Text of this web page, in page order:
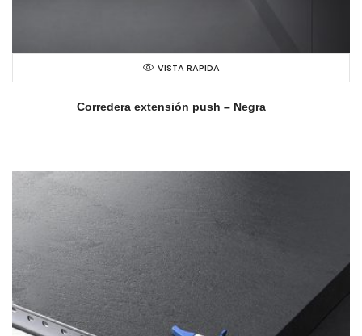
VISTA RAPIDA
Corredera extensión push – Negra